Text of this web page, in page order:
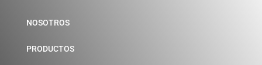
NOSOTROS
PRODUCTOS